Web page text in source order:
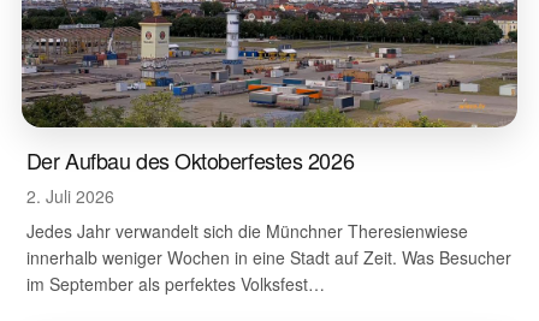
Der Aufbau des Oktoberfestes 2026
2. Juli 2026
Jedes Jahr verwandelt sich die Münchner Theresienwiese
innerhalb weniger Wochen in eine Stadt auf Zeit. Was Besucher
im September als perfektes Volksfest…